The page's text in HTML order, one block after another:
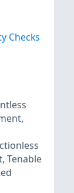
Checks
,
, Tenable